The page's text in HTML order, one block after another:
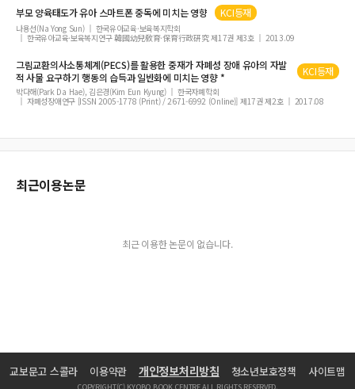
『논어(論語)』에 나타난 ‘우정관’ 연구
유아의 자기조절력과 스마트폰 과의존과의 관계에서 어머니 양육태도의 매개효과
온･오프라인 구매환경에서 소비자 감정의 체계화 연구
광고시에서의 자본주의 영토적 재현의 욕망적 생산
중국 물류산업의 산업연관 특징에 관한 연구
서발터니티(subalternity)라는 방법
부모 양육태도가유아스마트폰 중독에 미치는 영향 KCI등재
나용선(Na Yong Sun)
한국유아교육·보육복지학회
한국유아교육·보육복지연구 韓國幼兒敎育·保育行政硏究 제17권 제3호
2013.09
그림교환의사소통체계(PECS)를 활용한 중재가 자폐성 장애 유아의 자발
적 사물 요구하기 행동의 습득과 일반화에 미치는 영향 *
KCI등재
박다해(Park Da Hae), 김은경(Kim Eun Kyung)
한국자폐학회
자폐성장애연구 [ISSN 2005-1778 (Print) / 2671-6992 (Online)] 제17권 제2호
2017.08
최근이용논문
최근 이용한 논문이 없습니다.
교보문고 스콜라 이용약관 개인정보처리방침 청소년보호정책 사이트맵